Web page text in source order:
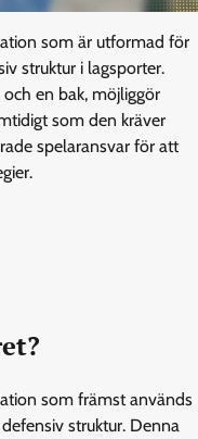
som är utformad för
struktur i lagsporter.
en bak, möjliggör
som den kräver
spelaransvar för att
som främst används
struktur. Denna